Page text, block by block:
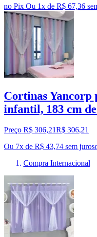
no Pix Ou 1x de R$ 67,36
Cortinas Yancorp
infantil, 183 cm
Preço R$ 306,21R$ 306,21
Ou 7x de R$ 43,74 sem juros
Compra Internacional